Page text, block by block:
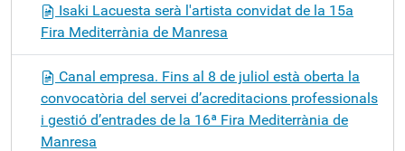
Isaki Lacuesta serà l'artista convidat de la 15a
Fira Mediterrània de Manresa
Canal empresa. Fins al 8 de juliol està oberta la
convocatòria del servei d’acreditacions professionals
i gestió d’entrades de la 16ª Fira Mediterrània de
Manresa